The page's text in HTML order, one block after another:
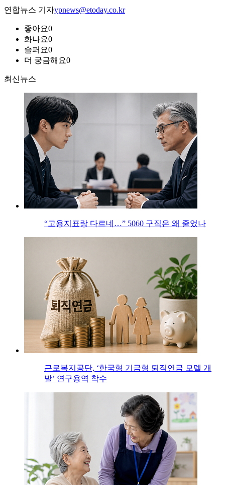
연합뉴스 기자ypnews@etoday.co.kr
좋아요0
화나요0
슬퍼요0
더 궁금해요0
최신뉴스
“고용지표랑 다르네…” 5060 구직은 왜 줄었나
근로복지공단, ‘한국형 기금형 퇴직연금 모델 개
발’ 연구용역 착수